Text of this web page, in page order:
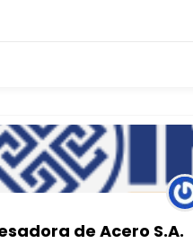
de Acero S.A.